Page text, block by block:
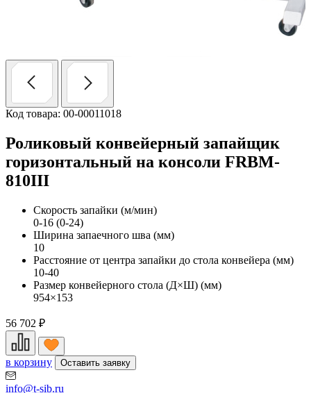
Код товара: 00-00011018
Роликовый конвейерный запайщик
горизонтальный на консоли FRBM-
810III
Скорость запайки (м/мин)
0-16 (0-24)
Ширина запаечного шва (мм)
10
Расстояние от центра запайки до стола конвейера (мм)
10-40
Размер конвейерного стола (Д×Ш) (мм)
954×153
56 702 ₽
в корзину Оставить заявку
info@t-sib.ru